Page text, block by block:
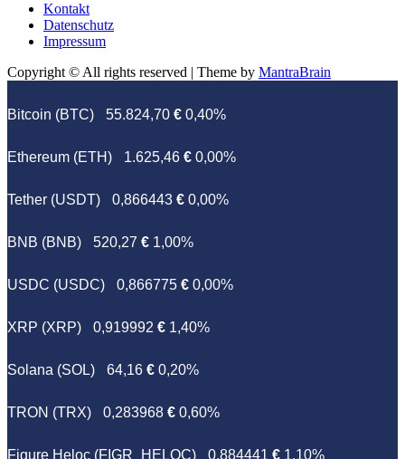
Kontakt
Datenschutz
Impressum
Copyright © All rights reserved | Theme by MantraBrain
Bitcoin (BTC) 55.824,70 € 0,40%
Ethereum (ETH) 1.625,46 € 0,00%
Tether (USDT) 0,866443 € 0,00%
BNB (BNB) 520,27 € 1,00%
USDC (USDC) 0,866775 € 0,00%
XRP (XRP) 0,919992 € 1,40%
Solana (SOL) 64,16 € 0,20%
TRON (TRX) 0,283968 € 0,60%
Figure Heloc (FIGR_HELOC) 0,884441 € 1,10%